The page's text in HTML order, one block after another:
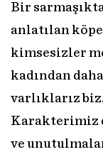
Bir
anlatılan
kimsesizler
kadından
varlıklarız
Karakterimiz
ve